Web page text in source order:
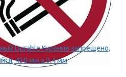
Durable Курение запрещено,
430 мм х 0.4 мм